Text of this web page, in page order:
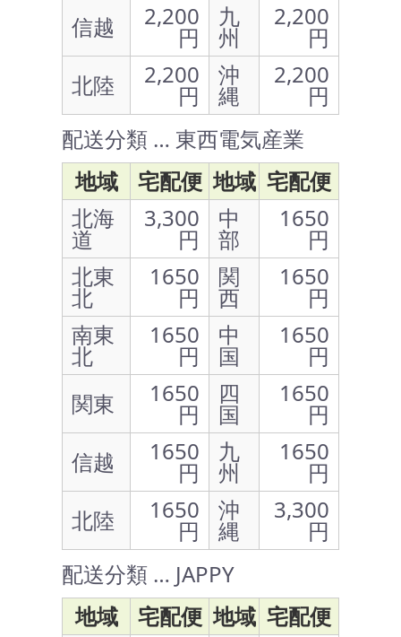
信越
2,200
円
九
州
2,200
円
北陸
2,200
円
沖
縄
2,200
円
配送分類 … 東西電気産業
地域
宅配便 地域 宅配便
北海
道
3,300
円
中
部
1650
円
北東
北
1650
円
関
西
1650
円
南東
北
1650
円
中
国
1650
円
関東
1650
円
四
国
1650
円
信越
1650
円
九
州
1650
円
北陸
1650
円
沖
縄
3,300
円
配送分類 … JAPPY
地域
宅配便 地域 宅配便